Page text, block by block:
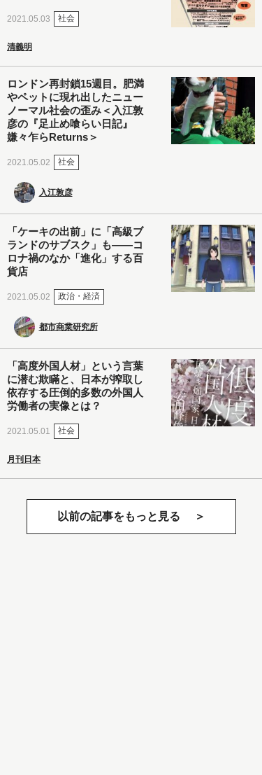
2021.05.03 社会
清義明
ロンドン再封鎖15週目。肥満
やペットに現れ出したニュー
ノーマル社会の歪み＜入江敦
彦の『足止め喰らい日記』
嫌々乍らReturns＞
2021.05.02 社会
入江敦彦
「ケーキの出前」に「高級ブ
ランドのサブスク」も――コ
ロナ禍のなか「進化」する百
貨店
2021.05.02 政治・経済
都市商業研究所
「高度外国人材」という言葉
に潜む欺瞞と、日本が搾取し
依存する圧倒的多数の外国人
労働者の実像とは？
2021.05.01 社会
月刊日本
以前の記事をもっと見る